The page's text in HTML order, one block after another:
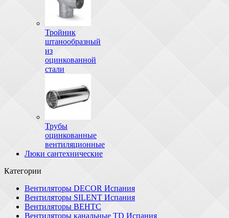
Тройник
штанообразный
из
оцинкованной
стали
Трубы
оцинкованные
вентиляционные
Люки сантехнические
Категории
Вентиляторы DECOR Испания
Вентиляторы SILENT Испания
Вентиляторы ВЕНТС
Вентиляторы канальные TD Испания